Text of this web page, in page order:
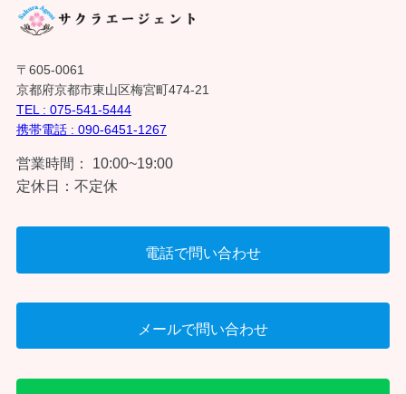
〒605-0061
京都府京都市東山区梅宮町474-21
TEL : 075-541-5444
携帯電話 : 090-6451-1267
営業時間： 10:00~19:00
定休日：不定休
電話で問い合わせ
メールで問い合わせ